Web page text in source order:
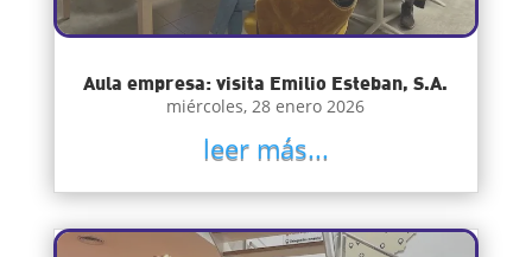
Aula empresa: visita Emilio Esteban, S.A.
miércoles, 28 enero 2026
leer más...